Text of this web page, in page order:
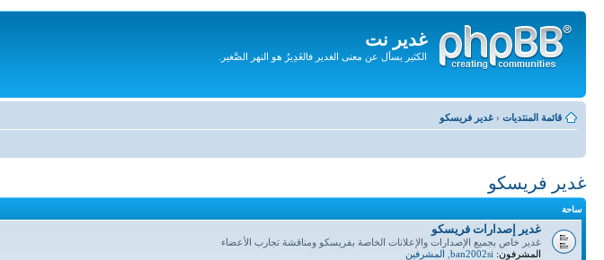
غدير نت
الكثير يسأل عن معنى الغدير فالغَدِيرُ هو النهر الصَّغير.
المحتويات
قائمة المنتديات ‹ غدير فريسكو
غدير فريسكو
ساحة
غدير إصدارات فريسكو
غدير خاص بجميع الإصدارات والإعلانات الخاصة بفريسكو ومناقشة تجارب الأعضاء
المشرفون: ban2002si المشرفين